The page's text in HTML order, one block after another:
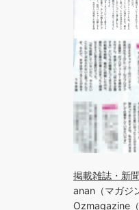
掲載雑誌・新
anan（マガジ
Ozmagazine